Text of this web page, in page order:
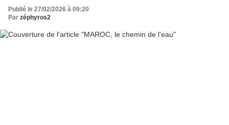
Publié le 27/02/2026 à 09:20
Par zéphyros2